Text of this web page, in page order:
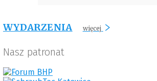
WYDARZENIA więcej
Nasz patronat